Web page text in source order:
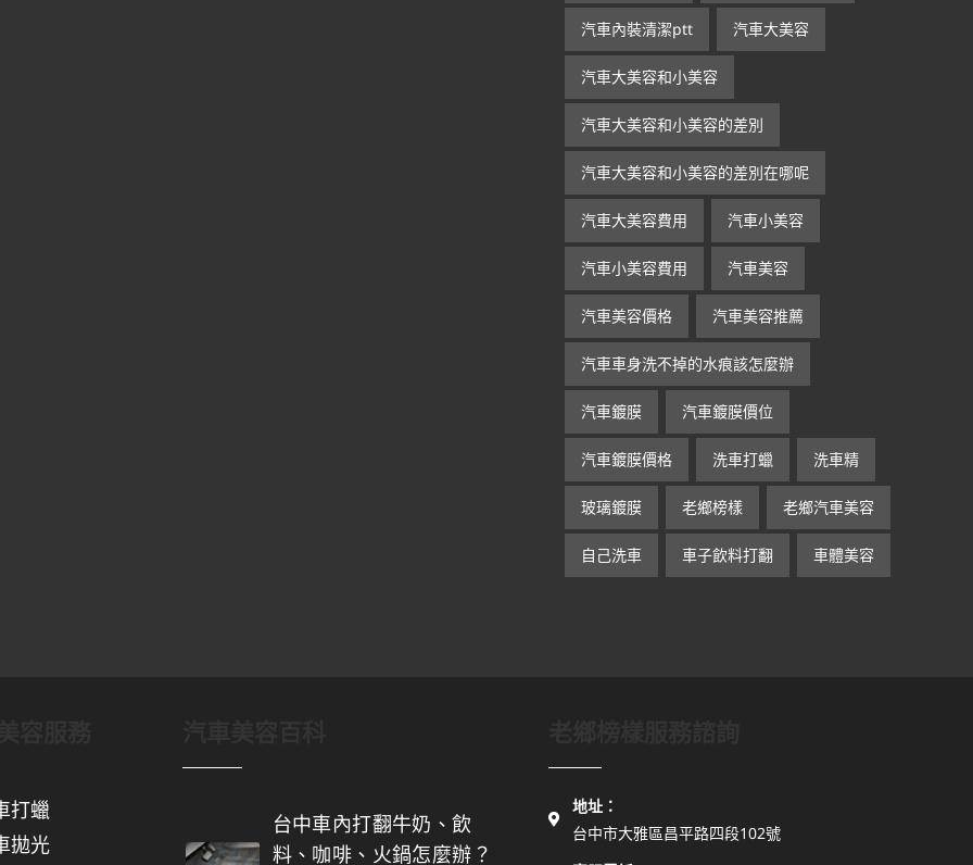
汽車內裝清潔ptt 汽車大美容
汽車大美容和小美容
汽車大美容和小美容的差別
汽車大美容和小美容的差別在哪呢
汽車大美容費用 汽車小美容
汽車小美容費用 汽車美容
汽車美容價格 汽車美容推薦
汽車車身洗不掉的水痕該怎麼辦
汽車鍍膜 汽車鍍膜價位
汽車鍍膜價格 洗車打蠟 洗車精
玻璃鍍膜 老鄉榜樣 老鄉汽車美容
自己洗車 車子飲料打翻 車體美容
打蠟
拋光
台中車內打翻牛奶、飲
料、咖啡、火鍋怎麼辦？
地址：
台中市大雅區昌平路四段102號